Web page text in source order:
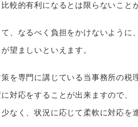
較的有利になるとは限らないこと
、なるべく負担をかけないように
望ましいといえます。
を専門に講じている当事務所の税
対応をすることが出来ますので、
なく、状況に応じて柔軟に対応を